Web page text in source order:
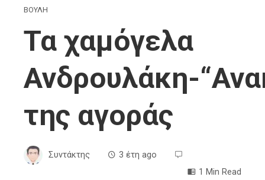
ΒΟΥΛΗ
Τα χαμόγελα
Ανδρουλάκη-
της αγοράς
Συντάκτης
3 έτη ago
1 Min Read